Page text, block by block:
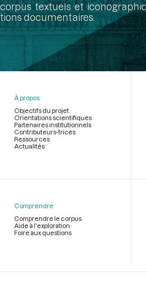
textuels et
documentaires.
page
À propos
Objectifs du projet
Orientations scientifiques
Partenaires institutionnels
Contributeurs-trices
Ressources
Actualités
Comprendre
Comprendre le corpus
Aide à l'exploration
Foire aux questions